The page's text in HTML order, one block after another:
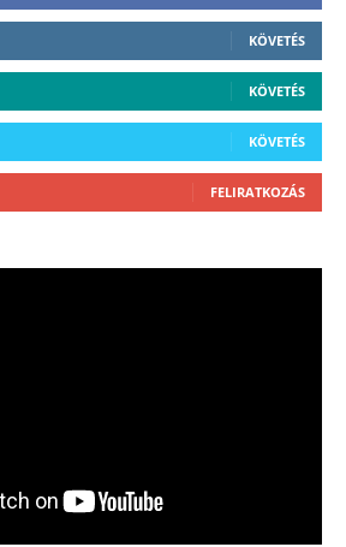
KÖVETÉS
KÖVETÉS
KÖVETÉS
FELIRATKOZÁS